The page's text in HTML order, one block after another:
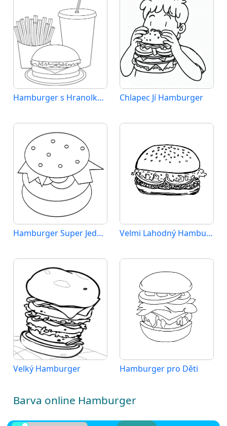
Hamburger s Hranolkami a Nápojem Chlapec Jí Hamburger
Hamburger Super Jednoduchý Velmi Lahodný Hamburger
Velký Hamburger Hamburger pro Děti
Barva online Hamburger